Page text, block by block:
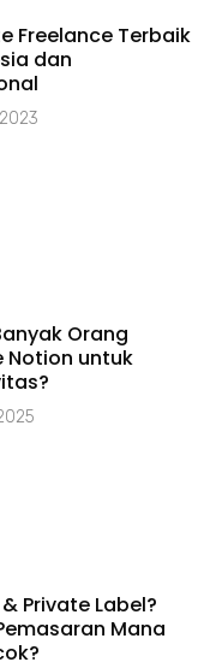
Freelance Terbaik
dan
Orang
Notion untuk
Private Label?
Mana